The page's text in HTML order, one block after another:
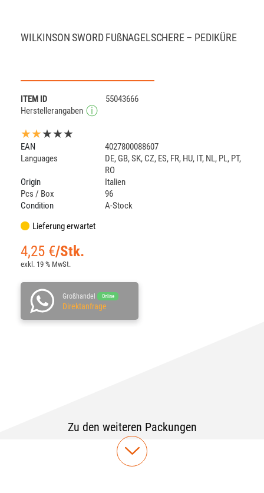
WILKINSON SWORD FUßNAGELSCHERE – PEDIKÜRE
ITEM ID
55043666
Herstellerangaben
★★★★★
EAN
4027800088607
Languages
DE, GB,SK, CZ, ES, FR, HU, IT, NL, PL, PT,
RO
Origin
Italien
Pcs / Box
96
Condition
A-Stock
Lieferung erwartet
4,25 €/Stk.
exkl. 19 % MwSt.
Großhandel Online
Direktanfrage
Zu den weiteren Packungen